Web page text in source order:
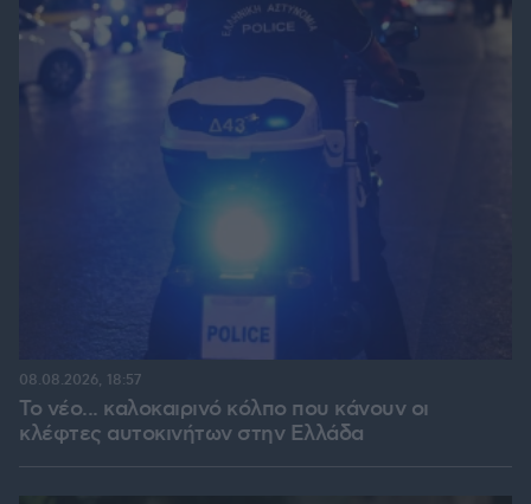
Το νέο... καλοκαιρινό κόλπο που κάνουν οι
κλέφτες αυτοκινήτων στην Ελλάδα
08.08.2026, 18:57